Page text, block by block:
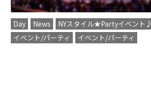
Day News
NYスタイル★Partyイベント♪
イベント/パーティ
イベント/パーティ